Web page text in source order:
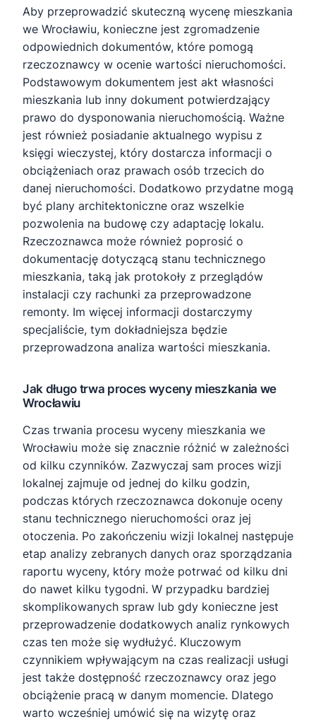
Aby przeprowadzić skuteczną wycenę mieszkania
we Wrocławiu, konieczne jest zgromadzenie
odpowiednich dokumentów, które pomogą
rzeczoznawcy w ocenie wartości nieruchomości.
Podstawowym dokumentem jest akt własności
mieszkania lub inny dokument potwierdzający
prawo do dysponowania nieruchomością. Ważne
jest również posiadanie aktualnego wypisu z
księgi wieczystej, który dostarcza informacji o
obciążeniach oraz prawach osób trzecich do
danej nieruchomości. Dodatkowo przydatne mogą
być plany architektoniczne oraz wszelkie
pozwolenia na budowę czy adaptację lokalu.
Rzeczoznawca może również poprosić o
dokumentację dotyczącą stanu technicznego
mieszkania, taką jak protokoły z przeglądów
instalacji czy rachunki za przeprowadzone
remonty. Im więcej informacji dostarczymy
specjaliście, tym dokładniejsza będzie
przeprowadzona analiza wartości mieszkania.
Jak długo trwa proces wyceny mieszkania we
Wrocławiu
Czas trwania procesu wyceny mieszkania we
Wrocławiu może się znacznie różnić w zależności
od kilku czynników. Zazwyczaj sam proces wizji
lokalnej zajmuje od jednej do kilku godzin,
podczas których rzeczoznawca dokonuje oceny
stanu technicznego nieruchomości oraz jej
otoczenia. Po zakończeniu wizji lokalnej następuje
etap analizy zebranych danych oraz sporządzania
raportu wyceny, który może potrwać od kilku dni
do nawet kilku tygodni. W przypadku bardziej
skomplikowanych spraw lub gdy konieczne jest
przeprowadzenie dodatkowych analiz rynkowych
czas ten może się wydłużyć. Kluczowym
czynnikiem wpływającym na czas realizacji usługi
jest także dostępność rzeczoznawcy oraz jego
obciążenie pracą w danym momencie. Dlatego
warto wcześniej umówić się na wizytę oraz